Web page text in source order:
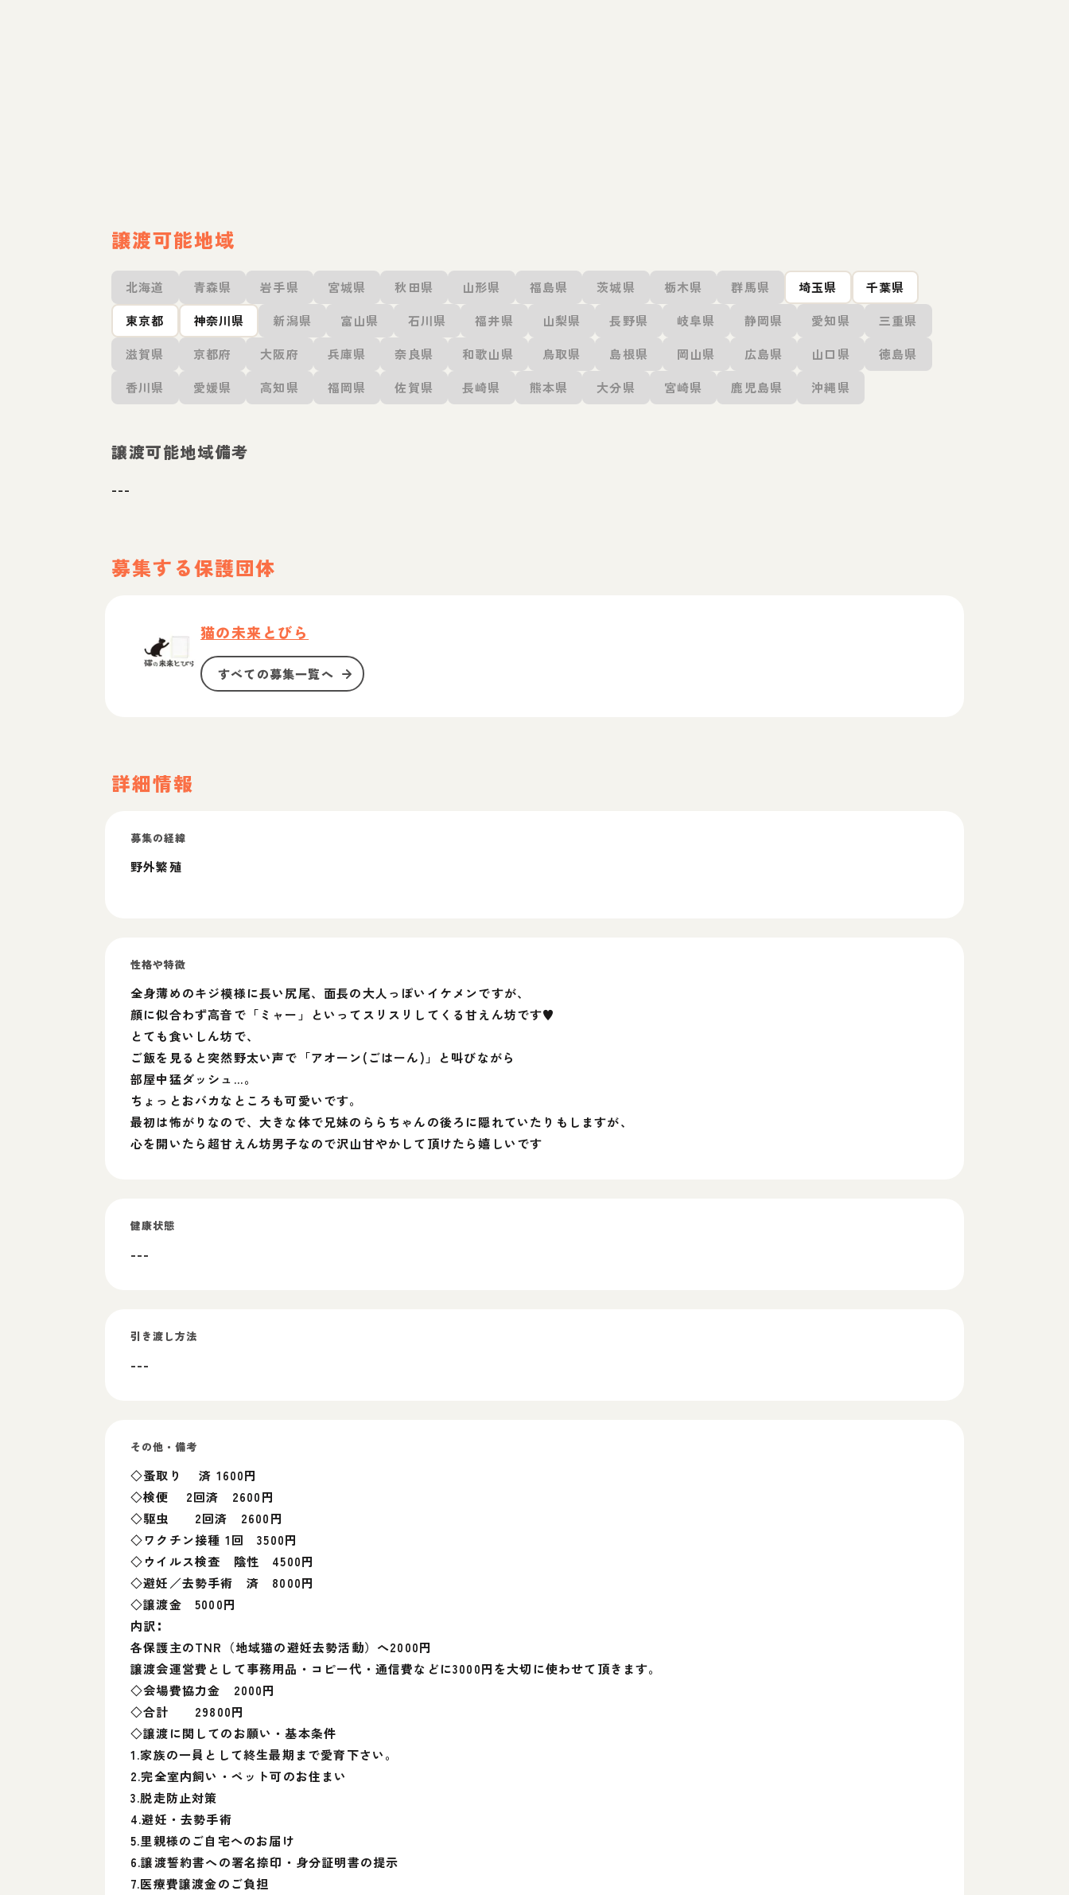
譲渡可能地域
北海道 青森県 岩手県 宮城県 秋田県 山形県 福島県 茨城県 栃木県 群馬県 埼玉県
千葉県
東京都
神奈川県 新潟県 富山県 石川県 福井県 山梨県 長野県 岐阜県 静岡県 愛知県
三重県
滋賀県
京都府 大阪府 兵庫県 奈良県 和歌山県 鳥取県 島根県 岡山県 広島県 山口県
徳島県
香川県
愛媛県 高知県 福岡県 佐賀県 長崎県 熊本県 大分県 宮崎県 鹿児島県 沖縄県
譲渡可能地域備考
---
募集する保護団体
猫の未来とびら
すべての募集一覧へ
詳細情報
募集の経緯
野外繁殖
性格や特徴
全身薄めのキジ模様に長い尻尾、面長の大人っぽいイケメンですが、
顔に似合わず高音で「ミャー」といってスリスリしてくる甘えん坊です♥
とても食いしん坊で、
ご飯を見ると突然野太い声で「アオーン(ごはーん)」と叫びながら
部屋中猛ダッシュ…。
ちょっとおバカなところも可愛いです。
最初は怖がりなので、大きな体で兄妹のららちゃんの後ろに隠れていたりもしますが、
心を開いたら超甘えん坊男子なので沢山甘やかして頂けたら嬉しいです
健康状態
---
引き渡し方法
---
その他・備考
◇蚤取り 済 1600円
◇検便 2回済 2600円
◇駆虫 2回済 2600円
◇ワクチン接種 1回 3500円
◇ウイルス検査 陰性 4500円
◇避妊／去勢手術 済 8000円
◇譲渡金 5000円
内訳∶
各保護主のTNR（地域猫の避妊去勢活動）へ2000円
譲渡会運営費として事務用品・コピー代・通信費などに3000円を大切に使わせて頂きます。
◇会場費協力金 2000円
◇合計 29800円
◇譲渡に関してのお願い・基本条件
1.家族の一員として終生最期まで愛育下さい。
2.完全室内飼い・ペット可のお住まい
3.脱走防止対策
4.避妊・去勢手術
5.里親様のご自宅へのお届け
6.譲渡誓約書への署名捺印・身分証明書の提示
7.医療費譲渡金のご負担